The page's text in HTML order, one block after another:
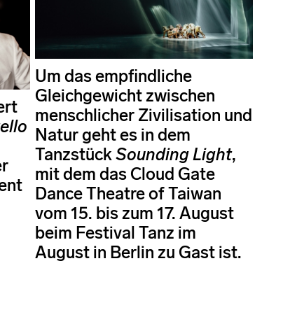
Um das empfindliche
Gleichgewicht zwischen
menschlicher Zivilisation und
Natur geht es in dem
Tanzstück Sounding Light,
mit dem das Cloud Gate
Dance Theatre of Taiwan
vom 15. bis zum 17. August
beim Festival Tanz im
August in Berlin zu Gast ist.